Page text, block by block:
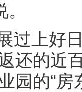
过上好
还的近
园的“